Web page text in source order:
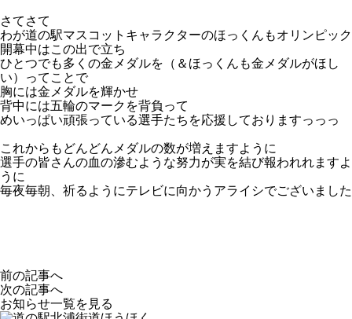
さてさて
わが道の駅マスコットキャラクターのほっくんもオリンピック
開幕中はこの出で立ち
ひとつでも多くの金メダルを （＆ほっくんも金メダルがほし
い）ってことで
胸には金メダルを輝かせ
背中には五輪のマークを背負って
めいっぱい頑張っている選手たちを応援しておりますっっっ
これからもどんどんメダルの数が増えますように
選手の皆さんの血の滲むような努力が実を結び報われれますよ
うに
毎夜毎朝、祈るようにテレビに向かうアライシでございました
前の記事へ
次の記事へ
お知らせ一覧を見る